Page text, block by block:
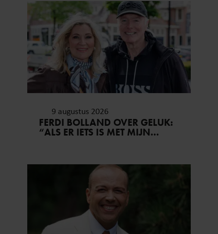
9 augustus 2026
FERDI BOLLAND OVER GELUK:
“ALS ER IETS IS MET MIJN